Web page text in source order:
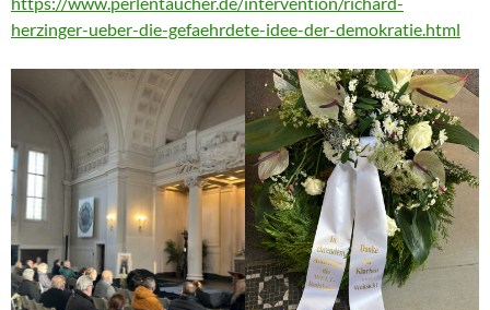
herzinger-ueber-die-gefaehrdete-idee-der-demokratie.html